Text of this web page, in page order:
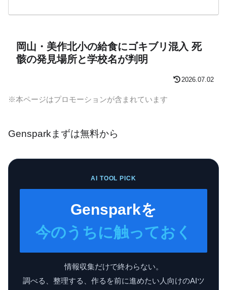
岡山・美作北小の給食にゴキブリ混入 死
骸の発見場所と学校名が判明
2026.07.02
※本ページはプロモーションが含まれています
Gensparkまずは無料から
AI TOOL PICK
Gensparkを
今のうちに触っておく
情報収集だけで終わらない。
調べる、整理する、作るを前に進めたい人向けのAIツ